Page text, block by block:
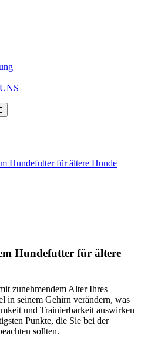
Hundefutter für ältere Hunde
Hundefutter für ältere
zunehmendem Alter Ihres
in seinem Gehirn verändern, was
und Trainierbarkeit auswirken
Punkte, die Sie bei der
sollten.